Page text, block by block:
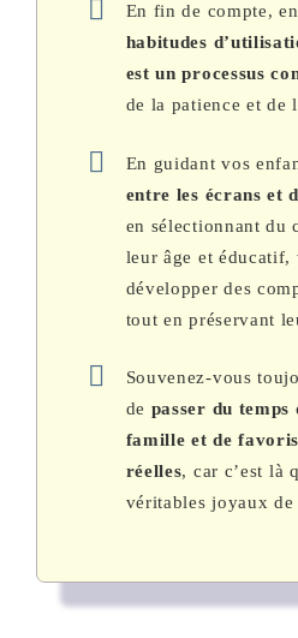
En fin de compte,
habitudes
est un processus
de la patience et de
En guidant vos
entre les écrans et
en sélectionnant du
leur âge et éducatif,
développer des
tout en préservant
Souvenez-vous
de passer du temps
famille et de
réelles, car c’est là
véritables joyaux de